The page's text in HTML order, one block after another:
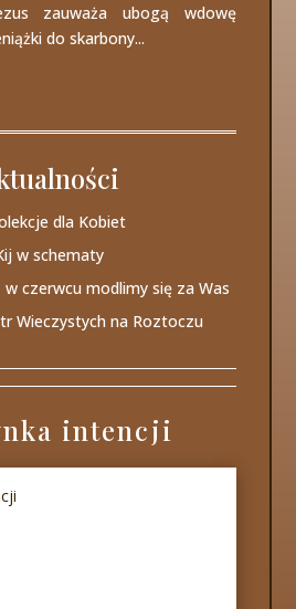
zauważa ubogą wdowę
do skarbony...
dla Kobiet
w schematy
czerwcu modlimy się za Was
Wieczystych na Roztoczu
intencji